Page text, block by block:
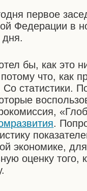
первое
Федерации в
дня.
бы, как это
потому что, как
статистики.
.
экономике,
оценку